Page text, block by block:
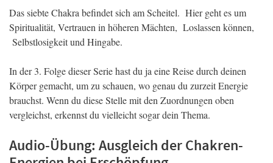
Das siebte Chakra befindet sich am Scheitel. Hier geht es um
Spiritualität, Vertrauen in höheren Mächten, Loslassen können,
Selbstlosigkeit und Hingabe.
In der 3. Folge dieser Serie hast du ja eine Reise durch deinen
Körper gemacht, um zu schauen, wo genau du zurzeit Energie
brauchst. Wenn du diese Stelle mit den Zuordnungen oben
vergleichst, erkennst du vielleicht sogar dein Thema.
Audio-Übung: Ausgleich der Chakren-